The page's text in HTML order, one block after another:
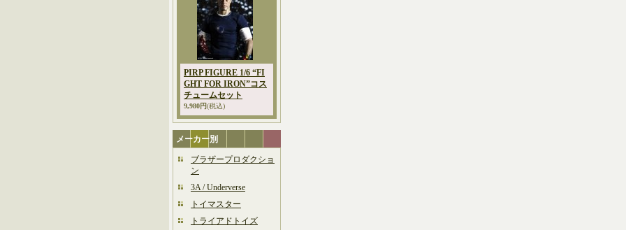
PIRP FIGURE 1/6 “FI
GHT FOR IRON”コス
チュームセット
9,980円(税込)
メーカー別
ブラザープロダクショ
ン
3A / Underverse
トイマスター
トライアドトイズ